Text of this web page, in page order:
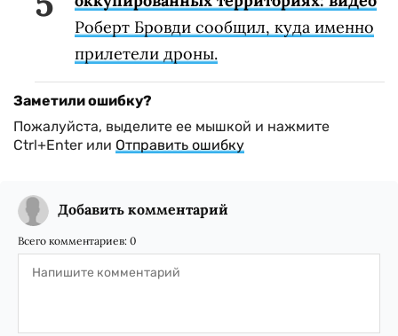
Роберт Бровди сообщил, куда именно
прилетели дроны.
Заметили ошибку?
Пожалуйста, выделите ее мышкой и нажмите
Ctrl+Enter или Отправить ошибку
Добавить комментарий
Всего комментариев: 0